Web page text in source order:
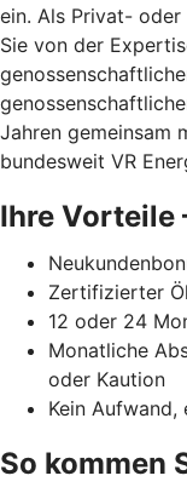
ein. Als Privat-
Sie von der
Jahren gemeinsam
bundesweit VR
Ihre Vorteile
Zertifizierter
12 oder 24
Monatliche
oder Kaution
Kein Aufwand,
So kommen